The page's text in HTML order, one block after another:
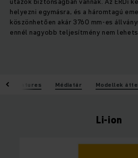
helyezni egymásra, és a háromtagú
köszönhetően akár 3760 mm-es
ennél nagyobb teljesítmény nem
Features Médiatár Modellek
Li-ion